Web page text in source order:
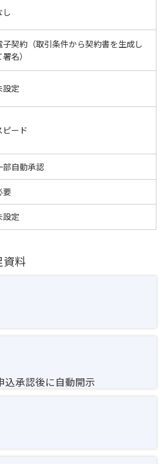
し
子契約（取引条件から契約書を生成し
名）
設定
ピード
部自動承認
要
設定
資料
込承認後に自動開示